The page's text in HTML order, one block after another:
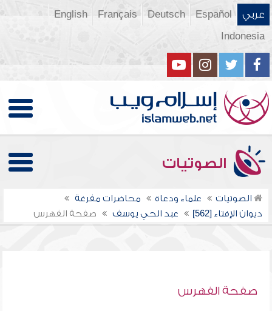
عربي Español
Deutsch
Français
English
Indonesia
الصوتيات
الصوتيات علماء ودعاة
محاضرات مفرغة
ديوان الإفتاء [562]
عبد الحي يوسف صفحة الفهرس
صفحة الفهرس